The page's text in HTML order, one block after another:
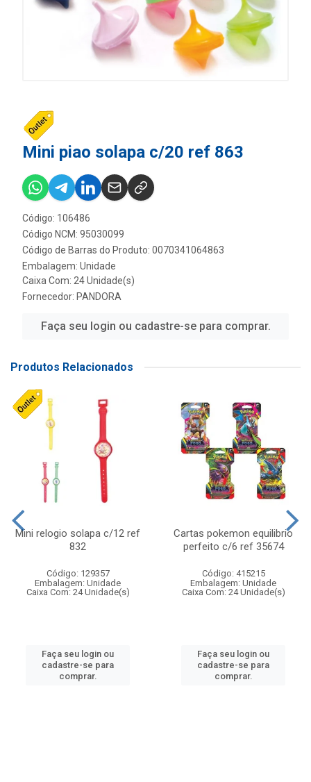
Mini piao solapa c/20 ref 863
Código: 106486
Código NCM: 95030099
Código de Barras do Produto: 0070341064863
Embalagem: Unidade
Caixa Com: 24 Unidade(s)
Fornecedor: PANDORA
Faça seu login ou cadastre-se para comprar.
Produtos Relacionados
Mini relogio solapa c/12 ref
832
Código: 129357
Embalagem: Unidade
Caixa Com: 24 Unidade(s)
Faça seu login ou
cadastre-se para
comprar.
Cartas pokemon equilibrio
perfeito c/6 ref 35674
Código: 415215
Embalagem: Unidade
Caixa Com: 24 Unidade(s)
Faça seu login ou
cadastre-se para
comprar.